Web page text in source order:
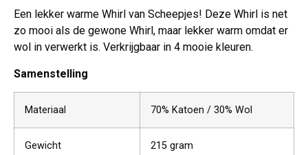
Een lekker warme Whirl van Scheepjes! Deze Whirl is net
zo mooi als de gewone Whirl, maar lekker warm omdat er
wol in verwerkt is. Verkrijgbaar in 4 mooie kleuren.
Samenstelling
Materiaal 70% Katoen / 30% Wol
Gewicht 215 gram